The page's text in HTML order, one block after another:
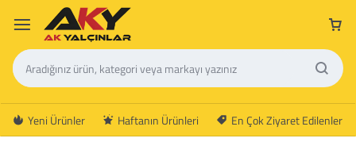
Yeni Ürünler Haftanın Ürünleri En Çok Ziyaret Edilenler